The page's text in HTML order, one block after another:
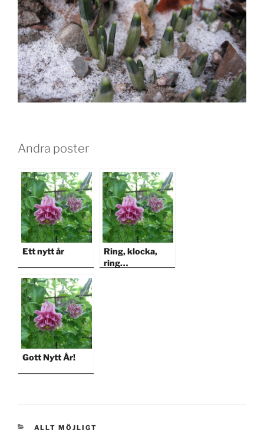
Andra poster
Ett nytt år
Ring, klocka,
ring…
Gott Nytt År!
KATEGORIER
ALLT MÖJLIGT